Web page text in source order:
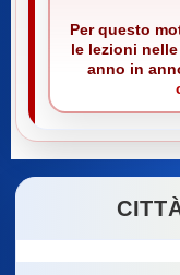
Per questo
le lezioni
anno in